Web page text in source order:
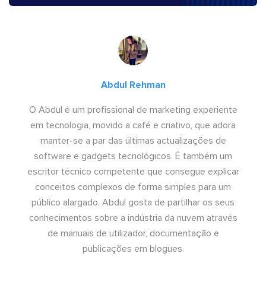
Abdul Rehman
O Abdul é um profissional de marketing experiente
em tecnologia, movido a café e criativo, que adora
manter-se a par das últimas actualizações de
software e gadgets tecnológicos. É também um
escritor técnico competente que consegue explicar
conceitos complexos de forma simples para um
público alargado. Abdul gosta de partilhar os seus
conhecimentos sobre a indústria da nuvem através
de manuais de utilizador, documentação e
publicações em blogues.